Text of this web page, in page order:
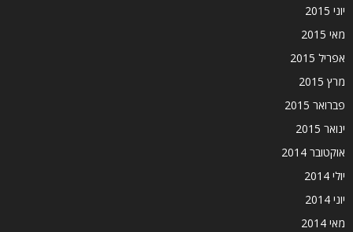
יוני 2015
מאי 2015
אפריל 2015
מרץ 2015
פברואר 2015
ינואר 2015
אוקטובר 2014
יולי 2014
יוני 2014
מאי 2014